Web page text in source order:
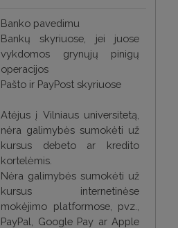
Banko pavedimu
Bankų skyriuose, jei juose
vykdomos grynųjų pinigų
operacijos
Pašto ir PayPost skyriuose
Atėjus į Vilniaus universitetą,
nėra galimybės sumokėti už
kursus debeto ar kredito
kortelėmis.
Nėra galimybės sumokėti už
kursus internetinėse
mokėjimo platformose, pvz.,
PayPal, Google Pay ar Apple